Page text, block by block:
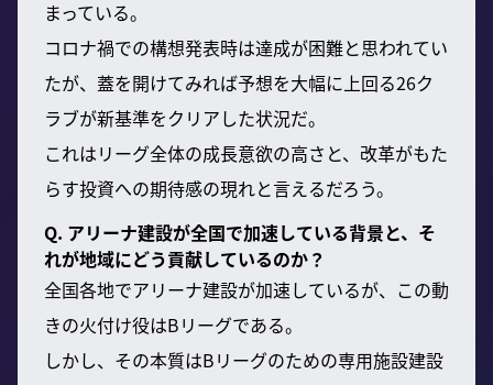
まっている。
コロナ禍での構想発表時は達成が困難と思われてい
たが、蓋を開けてみれば予想を大幅に上回る26ク
ラブが新基準をクリアした状況だ。
これはリーグ全体の成長意欲の高さと、改革がもた
らす投資への期待感の現れと言えるだろう。
Q. アリーナ建設が全国で加速している背景と、そ
れが地域にどう貢献しているのか？
全国各地でアリーナ建設が加速しているが、この動
きの火付け役はBリーグである。
しかし、その本質はBリーグのための専用施設建設